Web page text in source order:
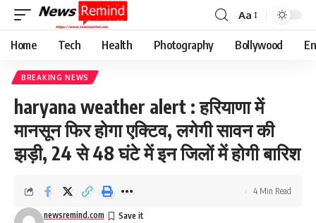
Font
Resizer
Aa
Home Tech Health Photography Bollywood
BREAKING NEWS
haryana weather alert : हरियाणा में
मानसून फिर होगा एक्टिव, लगेगी सावन की
झड़ी, 24 से 48 घंटे में इन जिलों में होगी बारिश
newsremind.com
4 Min Read